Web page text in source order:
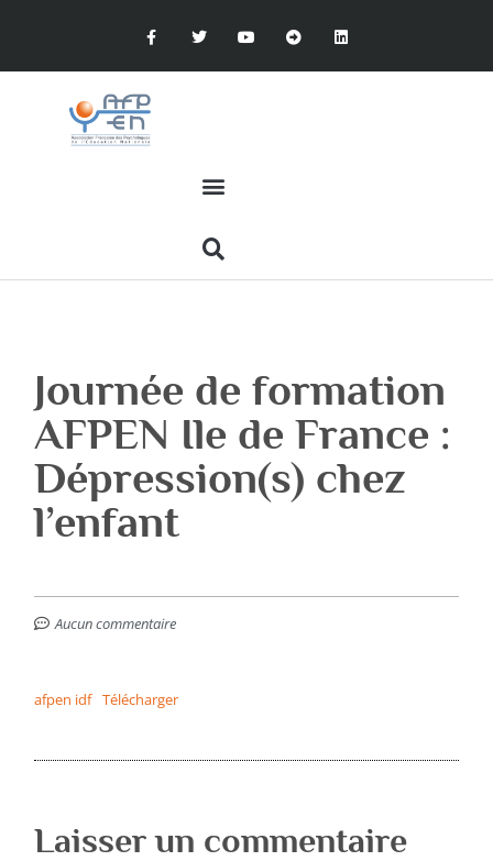
Journée de formation
AFPEN Ile de France :
Dépression(s) chez
l’enfant
Aucun commentaire
afpen idf Télécharger
Laisser un commentaire